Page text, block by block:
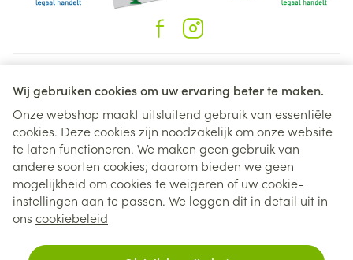
Wij gebruiken cookies om uw ervaring beter te maken.
Onze webshop maakt uitsluitend gebruik van essentiële
cookies. Deze cookies zijn noodzakelijk om onze website
te laten functioneren. We maken geen gebruik van
andere soorten cookies; daarom bieden we geen
mogelijkheid om cookies te weigeren of uw cookie-
instellingen aan te passen. We leggen dit in detail uit in
ons cookiebeleid
Juridische links